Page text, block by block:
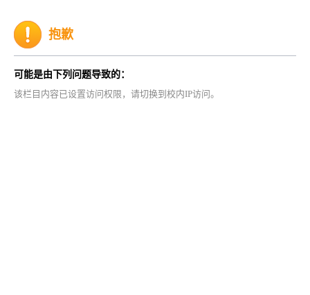
抱歉
可能是由下列问题导致的：
该栏目内容已设置访问权限，请切换到校内IP访问。